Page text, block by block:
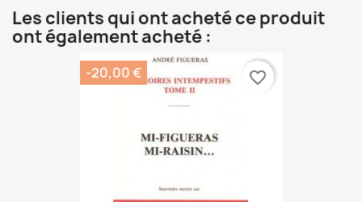
Les clients qui ont acheté ce produit
ont également acheté :
-20,00 € favorite_border